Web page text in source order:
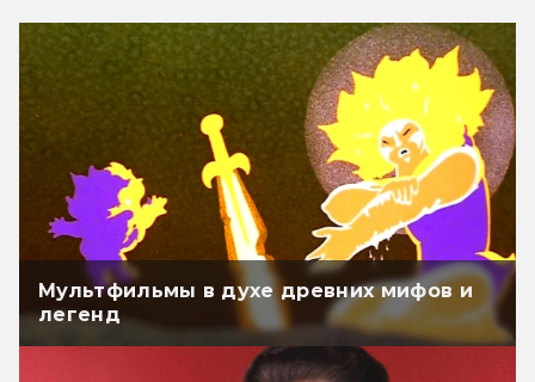
Мультфильмы в духе древних мифов и
легенд